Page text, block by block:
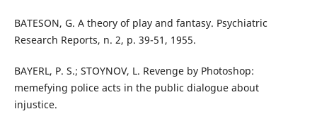
BATESON, G. A theory of play and fantasy. Psychiatric
Research Reports, n. 2, p. 39-51, 1955.
BAYERL, P. S.; STOYNOV, L. Revenge by Photoshop:
memefying police acts in the public dialogue about
injustice.